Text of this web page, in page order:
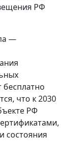
РФ
—
бесплатно
что к 2030
РФ
состояния